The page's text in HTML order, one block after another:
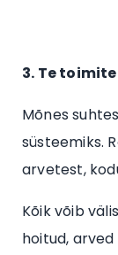
3. Te
Mõnes
süsteemiks.
arvetest,
Kõik võib
hoitud,